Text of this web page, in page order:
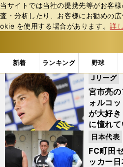
当サイトでは当社の提携先等がお客
査・分析したり、お客様にお勧めの
okie を使⽤する場合があります。詳
新着 ランキング 野球
b
ス
ポ
ル
テ
ィ
ー
バ
「メッシ」の検索結果
宮市亮
ォルコ
が大好
に憧れて
Jリーグ
FC町田
ッカー
日本代表